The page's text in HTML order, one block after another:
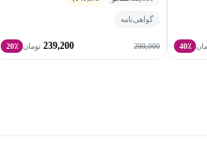
استفاده از سناریوهای واقعی خبرنگاری
40٪
گواهی‌نامه
299,000
239,200 تومان 20٪